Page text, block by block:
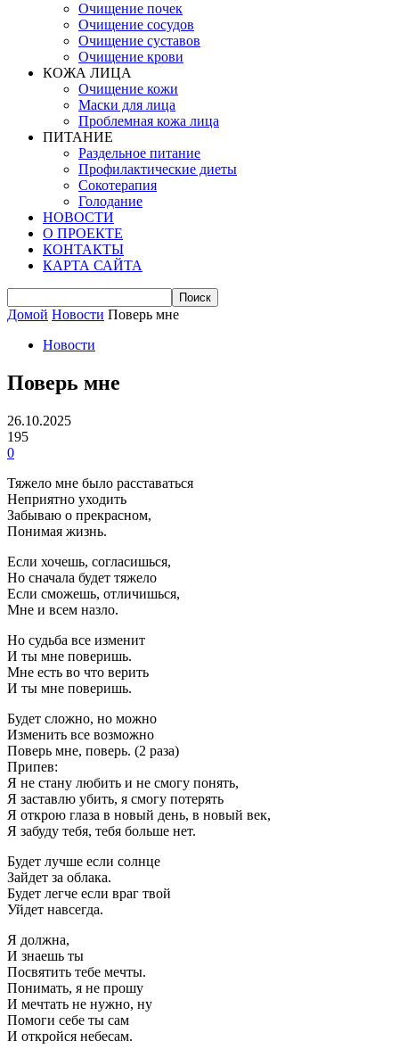
Очищение почек
Очищение сосудов
Очищение суставов
Очищение крови
КОЖА ЛИЦА
Очищение кожи
Маски для лица
Проблемная кожа лица
ПИТАНИЕ
Раздельное питание
Профилактические диеты
Сокотерапия
Голодание
НОВОСТИ
О ПРОЕКТЕ
КОНТАКТЫ
КАРТА САЙТА
Домой Новости Поверь мне
Новости
Поверь мне
26.10.2025
195
0
Тяжело мне было расставаться
Неприятно уходить
Забываю о прекрасном,
Понимая жизнь.
Если хочешь, согласишься,
Но сначала будет тяжело
Если сможешь, отличишься,
Мне и всем назло.
Но судьба все изменит
И ты мне поверишь.
Мне есть во что верить
И ты мне поверишь.
Будет сложно, но можно
Изменить все возможно
Поверь мне, поверь. (2 раза)
Припев:
Я не стану любить и не смогу понять,
Я заставлю убить, я смогу потерять
Я открою глаза в новый день, в новый век,
Я забуду тебя, тебя больше нет.
Будет лучше если солнце
Зайдет за облака.
Будет легче если враг твой
Уйдет навсегда.
Я должна,
И знаешь ты
Посвятить тебе мечты.
Понимать, я не прошу
И мечтать не нужно, ну
Помоги себе ты сам
И откройся небесам.